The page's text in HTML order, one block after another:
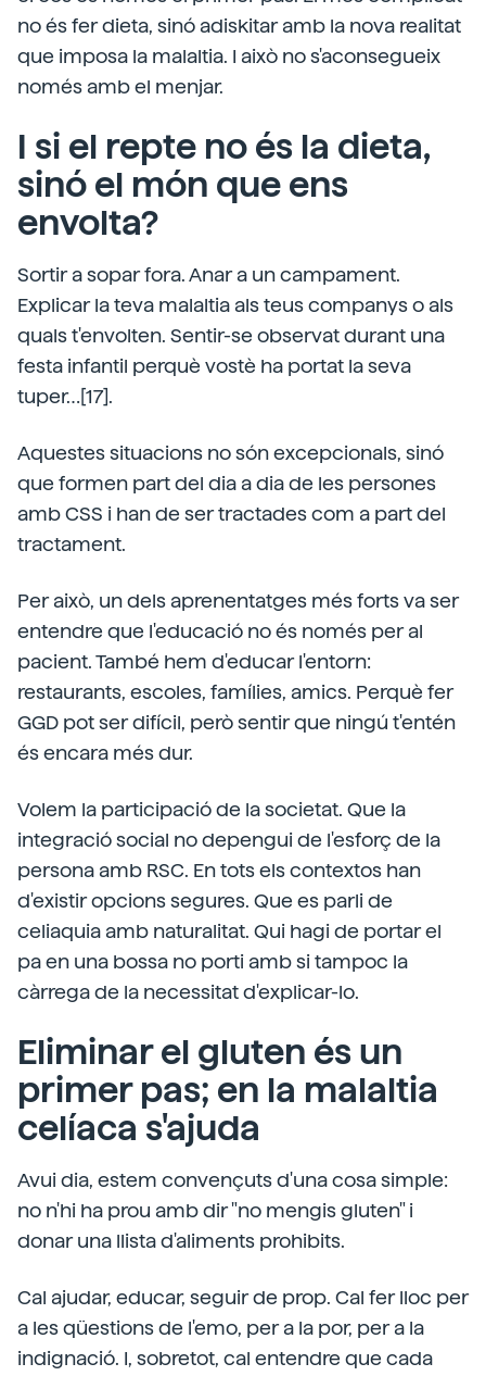
no és fer dieta, sinó adiskitar amb la nova realitat
que imposa la malaltia. I això no s'aconsegueix
només amb el menjar.
I si el repte no és la dieta,
sinó el món que ens
envolta?
Sortir a sopar fora. Anar a un campament.
Explicar la teva malaltia als teus companys o als
quals t'envolten. Sentir-se observat durant una
festa infantil perquè vostè ha portat la seva
tuper…[17].
Aquestes situacions no són excepcionals, sinó
que formen part del dia a dia de les persones
amb CSS i han de ser tractades com a part del
tractament.
Per això, un dels aprenentatges més forts va ser
entendre que l'educació no és només per al
pacient. També hem d'educar l'entorn:
restaurants, escoles, famílies, amics. Perquè fer
GGD pot ser difícil, però sentir que ningú t'entén
és encara més dur.
Volem la participació de la societat. Que la
integració social no depengui de l'esforç de la
persona amb RSC. En tots els contextos han
d'existir opcions segures. Que es parli de
celiaquia amb naturalitat. Qui hagi de portar el
pa en una bossa no porti amb si tampoc la
càrrega de la necessitat d'explicar-lo.
Eliminar el gluten és un
primer pas; en la malaltia
celíaca s'ajuda
Avui dia, estem convençuts d'una cosa simple:
no n'hi ha prou amb dir "no mengis gluten" i
donar una llista d'aliments prohibits.
Cal ajudar, educar, seguir de prop. Cal fer lloc per
a les qüestions de l'emo, per a la por, per a la
indignació. I, sobretot, cal entendre que cada